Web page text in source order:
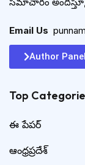
Email Us
Author Panel
Top
ఈ పేపర్
ఆంధ్రప్రదేశ్